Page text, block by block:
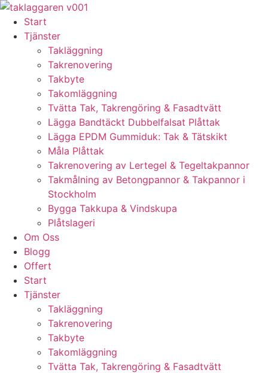
Skip
content
Start
Tjänster
Takläggning
Takrenovering
Takbyte
Takomläggning
Tvätta Tak, Takrengöring & Fasadtvätt
Lägga Bandtäckt Dubbelfalsat Plåttak
Lägga EPDM Gummiduk: Tak & Tätskikt
Måla Plåttak
Takrenovering av Lertegel & Tegeltakpannor
Takmålning av Betongpannor & Takpannor i
Stockholm
Bygga Takkupa & Vindskupa
Plåtslageri
Om Oss
Blogg
Offert
Start
Tjänster
Takläggning
Takrenovering
Takbyte
Takomläggning
Tvätta Tak, Takrengöring & Fasadtvätt